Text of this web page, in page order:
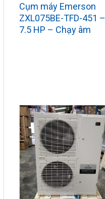
Cụm máy Emerson
ZXL075BE-TFD-451 –
7.5 HP – Chạy âm